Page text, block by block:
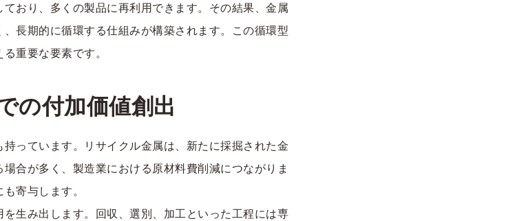
おり、多くの製品に再利用できます。その結果、金属
長期的に循環する仕組みが構築されます。この循環型
重要な要素です。
の付加価値創出
っています。リサイクル金属は、新たに採掘された金
合が多く、製造業における原材料費削減につながりま
寄与します。
生み出します。回収、選別、加工といった工程には専